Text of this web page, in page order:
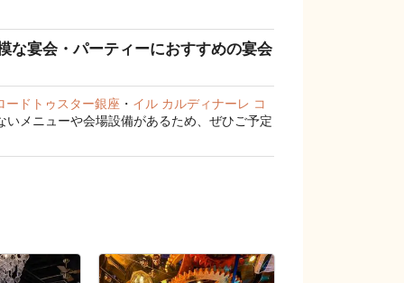
な宴会・パーティーにおすすめの宴会
ードトゥスター銀座 ・ イル カルディナーレ コ
メニューや会場設備があるため、ぜひご予定